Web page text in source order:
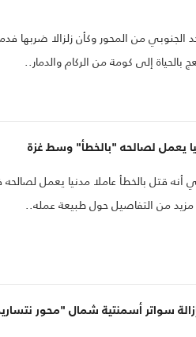
من المحور وكأن زلزالا ضربها فدمر
بالحياة إلى كومة من الركام والدمار..
يعمل لصالحه "بالخطأ" وسط غزة
أنه قتل بالخطأ عاملا مدنيا يعمل
من التفاصيل حول طبيعة عمله..
سواتر أسمنتية شمال "محور